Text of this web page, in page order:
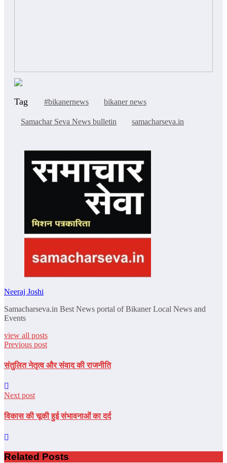
Tag #bikanernews bikaner news
Samachar Seva News bulletin samacharseva.in
Neeraj Joshi
Samacharseva.in Best News portal of Bikaner Local News and
Events
view all posts
Previous post
संतुलित नेतृत्व और संवाद की राजनीति
Next post
विकास की चूकी हुई संभावनाओं का दर्द
Related Posts